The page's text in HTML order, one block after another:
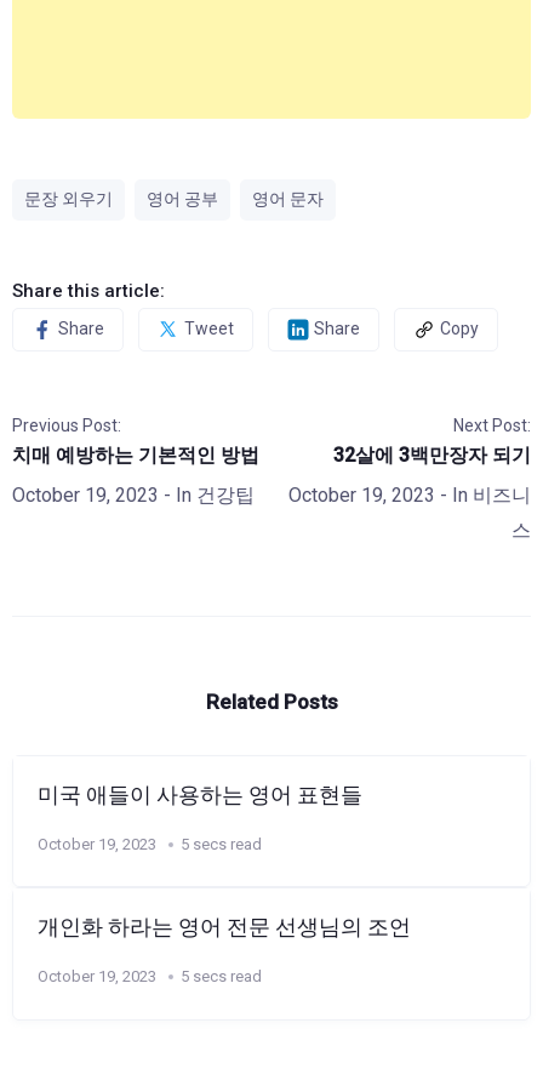
문장 외우기 영어 공부 영어 문자
Share this article:
Share Tweet Share Copy
Previous Post:
치매 예방하는 기본적인 방법
October 19, 2023 - In 건강팁
Next Post:
32살에 3백만장자 되기
October 19, 2023 - In 비즈니
스
Related Posts
미국 애들이 사용하는 영어 표현들
October 19, 2023 5 secs read
개인화 하라는 영어 전문 선생님의 조언
October 19, 2023 5 secs read